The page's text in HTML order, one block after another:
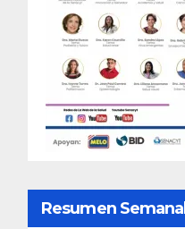
Resumen